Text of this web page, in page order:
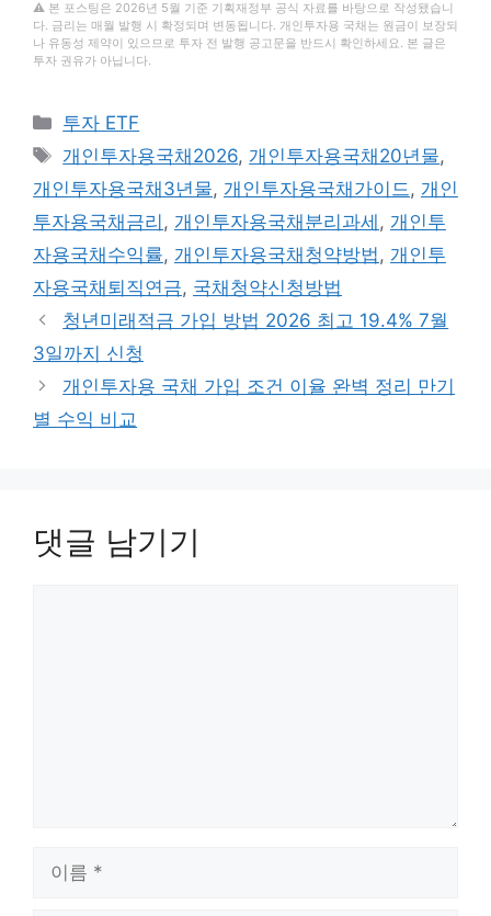
⚠️ 본 포스팅은 2026년 5월 기준 기획재정부 공식 자료를 바탕으로 작성됐습니
다. 금리는 매월 발행 시 확정되며 변동됩니다. 개인투자용 국채는 원금이 보장되
나 유동성 제약이 있으므로 투자 전 발행 공고문을 반드시 확인하세요. 본 글은
투자 권유가 아닙니다.
카
테
고
리
투자 ETF
태
그
개인투자용국채2026, 개인투자용국채20년물,
개인투자용국채3년물, 개인투자용국채가이드 , 개인
투자용국채금리 , 개인투자용국채분리과세 , 개인투
자용국채수익률, 개인투자용국채청약방법 , 개인투
자용국채퇴직연금, 국채청약신청방법
청년미래적금 가입 방법 2026 최고 19.4% 7월
3일까지 신청
개인투자용 국채 가입 조건 이율 완벽 정리 만기
별 수익 비교
댓글 남기기